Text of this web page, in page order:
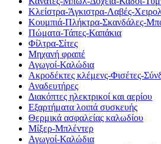
Κλείστρα-Άγκιστρα-Λαβές-
Κουμπιά-Πλήκτρα-Σκανδάλες-
Πώματα-Τάπες-Καπάκια
Φίλτρα-Σίτες
Μηχανή φραπέ
Αγωγοί-Καλώδια
Ακροδέκτες κλέμενς-Φισέτες-
Αναδευτήρες
Διακόπτες ηλεκτρικοί και αερίου
Εξαρτήματα λοιπά συσκευής
Θερμικά ασφαλείας καλωδίου
Μίξερ-Μπλέντερ
Αγωγοί-Καλώδια